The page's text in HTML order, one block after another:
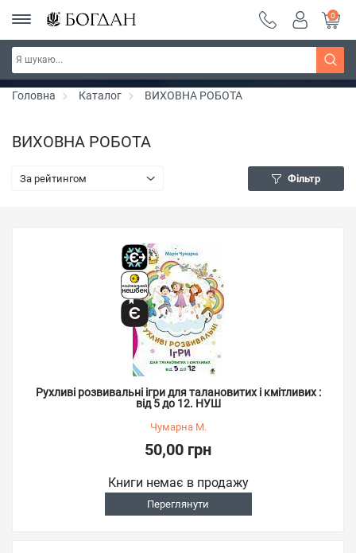
Серія "Чейзіана" ~ знижка 20%
0
Головна Каталог ВИХОВНА РОБОТА
ВИХОВНА РОБОТА
За рейтингом Фільтр
Рухливі розвивальні ігри для талановитих і кмітливих :
від 5 до 12. НУШ
Чумарна М.
50,00 грн
Книги немає в продажу
Переглянути